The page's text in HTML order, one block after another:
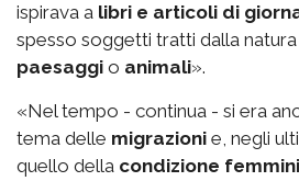
ispirava a libri e articoli di
spesso soggetti tratti dalla
paesaggi o animali».
«Nel tempo - continua - si era
tema delle migrazioni e, negli
quello della condizione